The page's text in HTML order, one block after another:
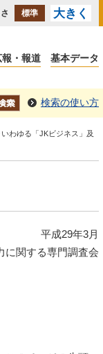
標準 大きく
検索の使い方
わゆる「JKビジネス」及
平成29年3月
関する専門調査会